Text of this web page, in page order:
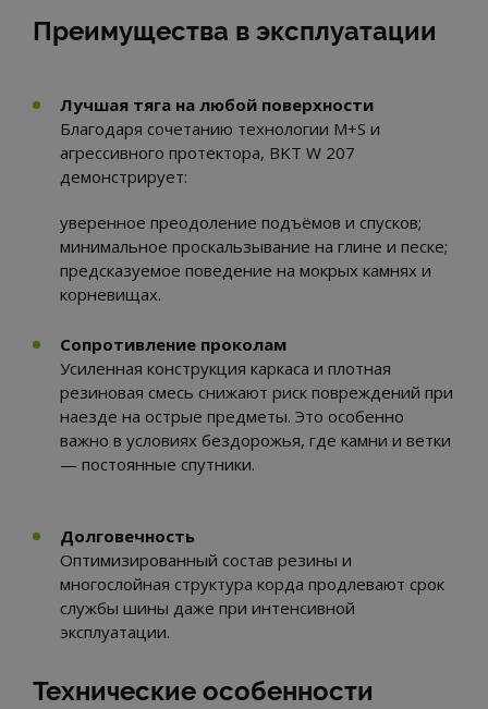
Преимущества в эксплуатации
Лучшая тяга на любой поверхности
Благодаря сочетанию технологии M+S и
агрессивного протектора, BKT W 207
демонстрирует:
уверенное преодоление подъёмов и спусков;
минимальное проскальзывание на глине и песке;
предсказуемое поведение на мокрых камнях и
корневищах.
Сопротивление проколам
Усиленная конструкция каркаса и плотная
резиновая смесь снижают риск повреждений при
наезде на острые предметы. Это особенно
важно в условиях бездорожья, где камни и ветки
— постоянные спутники.
Долговечность
Оптимизированный состав резины и
многослойная структура корда продлевают срок
службы шины даже при интенсивной
эксплуатации.
Технические особенности